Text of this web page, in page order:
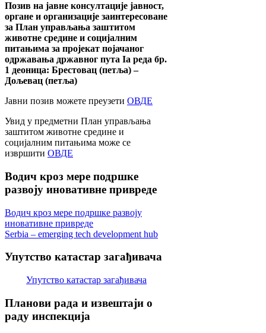
Позив на јавне консултације јавност,
органе и организације заинтересоване
за План управљања заштитом
животне средине и социјалним
питањима за пројекат појачаног
одржавања државног пута Ia реда бр.
1 деоница: Брестовац (петља) –
Дољевац (петља)
Јавни позив можете преузети ОВДЕ
Увид у предметни План управљања
заштитом животне средине и
социјалним питањима може се
извршити ОВДЕ
Водич кроз мере подршке
развоју иновативне привреде
Водич кроз мере подршке развоју
иновативне привреде
Serbia – emerging tech development hub
Упутство катастар загађивача
Упутство катастар загађивача
Планови рада и извештаји о
раду инспекција